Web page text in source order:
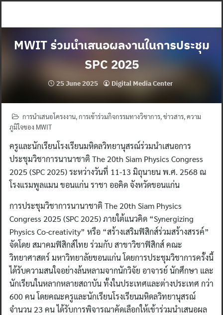
MWIT ร่วมนำเสนอผลงานในการประชุม
SPC 2025
25 June 2025 Digital Media Center
การนำเสนอโครงงาน,การเข้าร่วมกิจกรรมทางวิชาการ,ข่าวสาร,ความ
ภูมิใจของ MWIT
ครูและนักเรียนโรงเรียนมหิดลวิทยานุสรณ์ร่วมนำเสนอการ
ประชุมวิชาการนานาชาติ The 20th Siam Physics Congress
2025 (SPC 2025) ระหว่างวันที่ 11-13 มิถุนายน พ.ศ. 2568 ณ
โรงแรมพูลแมน ขอนแก่น ราชา ออคิด จังหวัดขอนแก่น
การประชุมวิชาการนานาชาติ The 20th Siam Physics
Congress 2025 (SPC 2025) ภายใต้แนวคิด “Synergizing
Physics Co-creativity” หรือ “สร้างเสริมฟิสิกส์ร่วมสร้างสรรค์”
จัดโดย สมาคมฟิสิกส์ไทย ร่วมกับ สาขาวิชาฟิสิกส์ คณะ
วิทยาศาสตร์ มหาวิทยาลัยขอนแก่น โดยการประชุมวิชาการครั้งนี้
ได้รับความสนใจอย่างล้นหลามจากนักวิจัย อาจารย์ นักศึกษา และ
นักเรียนในหลากหลายสถาบัน ทั้งในประเทศและต่างประเทศ กว่า
600 คน โดยคณะครูและนักเรียนโรงเรียนมหิดลวิทยานุสรณ์
จำนวน 23 คน ได้รับการพิจารณาคัดเลือกให้เข้าร่วมนำเสนอผล